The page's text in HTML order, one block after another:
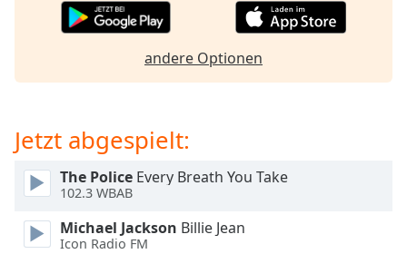
Escape
and
window.
Text
andere Optionen
Jetzt abgespielt:
The Police Every Breath You Take
102.3 WBAB
Michael Jackson Billie Jean
Icon Radio FM